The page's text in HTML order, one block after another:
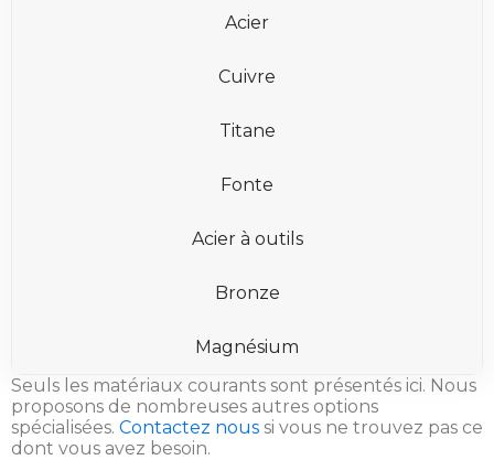
Acier
Cuivre
Titane
Fonte
Acier à outils
Bronze
Magnésium
Seuls les matériaux courants sont présentés ici. Nous
proposons de nombreuses autres options
spécialisées. Contactez nous si vous ne trouvez pas ce
dont vous avez besoin.